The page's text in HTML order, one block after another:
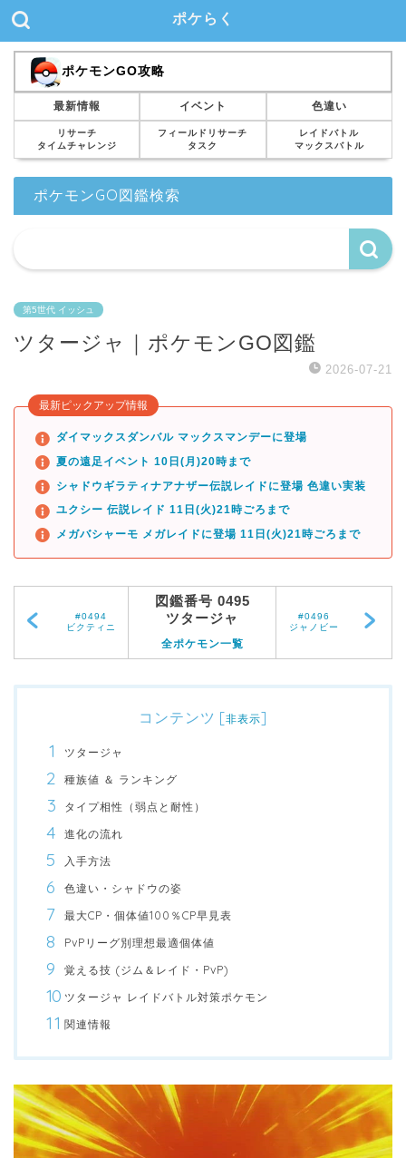
ポケらく
ポケモンGO攻略
最新情報 イベント 色違い
リサーチ
タイムチャレンジ
フィールドリサーチ
タスク
レイドバトル
マックスバトル
ポケモンGO図鑑検索
第5世代 イッシュ
ツタージャ｜ポケモンGO図鑑
2026-07-21
最新ピックアップ情報
ダイマックスダンバル マックスマンデーに登場
夏の遠足イベント 10日(月)20時まで
シャドウギラティナアナザー伝説レイドに登場 色違い実装
ユクシー 伝説レイド 11日(火)21時ごろまで
メガバシャーモ メガレイドに登場 11日(火)21時ごろまで
#0494
ビクティニ
図鑑番号 0495
ツタージャ
全ポケモン一覧
#0496
ジャノビー
コンテンツ [非表示]
ツタージャ
種族値 ＆ ランキング
タイプ相性（弱点と耐性）
進化の流れ
入手方法
色違い・シャドウの姿
最大CP・個体値100％CP早見表
PvPリーグ別理想最適個体値
覚える技 (ジム＆レイド・PvP)
ツタージャ レイドバトル対策ポケモン
関連情報